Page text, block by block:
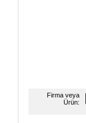
Firma veya
Ürün: